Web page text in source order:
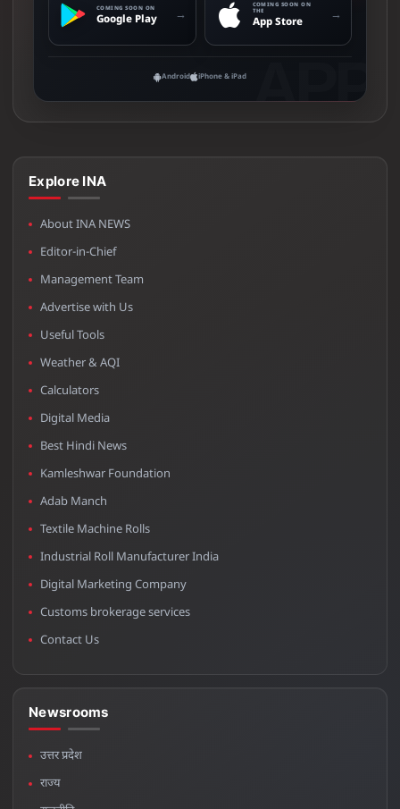
COMING SOON ON
Google Play →
COMING SOON ON
THE
App Store
→
Android iPhone & iPad
Explore INA
About INA NEWS
Editor-in-Chief
Management Team
Advertise with Us
Useful Tools
Weather & AQI
Calculators
Digital Media
Best Hindi News
Kamleshwar Foundation
Adab Manch
Textile Machine Rolls
Industrial Roll Manufacturer India
Digital Marketing Company
Customs brokerage services
Contact Us
Newsrooms
उत्तर प्रदेश
राज्य